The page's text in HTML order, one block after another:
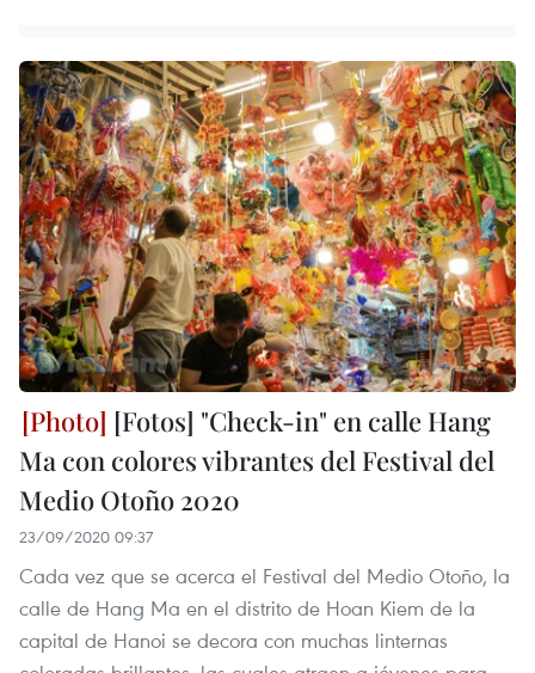
[Fotos] "Check-in" en calle Hang
Ma con colores vibrantes del Festival del
Medio Otoño 2020
23/09/2020 09:37
Cada vez que se acerca el Festival del Medio Otoño, la
calle de Hang Ma en el distrito de Hoan Kiem de la
capital de Hanoi se decora con muchas linternas